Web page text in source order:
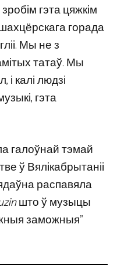
гэта цяжкім
горада
Мы не з
татаў. Мы
і калі людзі
гэта
галоўнай тэмай
ў Вялікабрытаніі
распавяла
што ў музыцы
заможныя”